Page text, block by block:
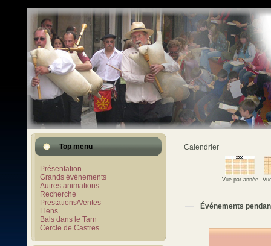
Top menu
Présentation
Grands événements
Autres animations
Recherche
Prestations/Ventes
Liens
Bals dans le Tarn
Cercle de Castres
Calendrier
Vue par année
Événements